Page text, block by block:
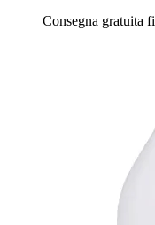
Consegna gratuita